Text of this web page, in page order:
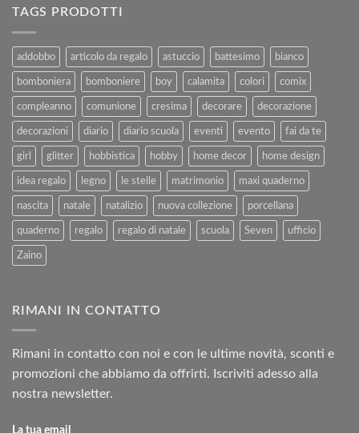
Rimborso
2025
TAGS PRODOTTI
addobbo articolo da regalo astuccio battesimo bianco
bomboniera bomboniere boy calamita colori comix
compleanno comunione cresima decorare decorazione
decorazioni diario diario scuola eventi evento fai da te
girl glitter hobbistica hobby home decor home design
idea regalo legno le stelle matrimonio maxi quaderno
nascita natale natalizio nuova collezione porcellana
quaderno regalo regalo di natale scuola Seven ufficio
Zaino
RIMANI IN CONTATTO
Rimani in contatto con noi e con le ultime novità, sconti e
promozioni che abbiamo da offrirti. Iscriviti adesso alla
nostra newsletter.
La tua email